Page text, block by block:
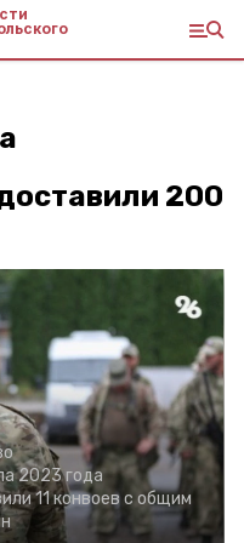
200
2023 года
11 конвоев с общим